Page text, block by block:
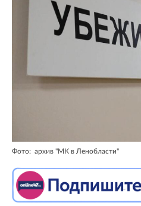
Фото: архив "МК в Ленобласти"